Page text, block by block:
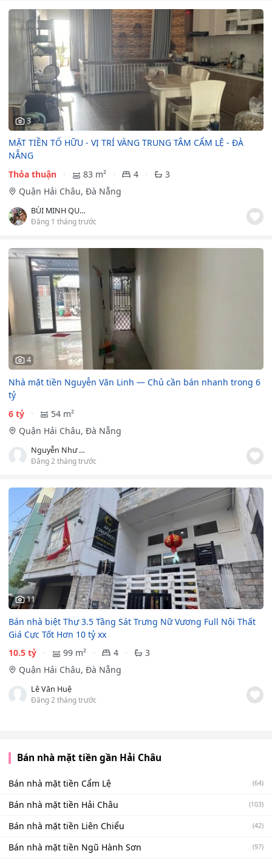
3
MẶT TIỀN TỐ HỮU - VỊ TRÍ VÀNG TRUNG TÂM CẨM LỆ - ĐÀ
NẴNG
Thỏa thuận
83 m² 4
3
Quận Hải Châu, Đà Nẵng
BÙI MINH QUYNH
Đăng 1 tháng trước
4
Nhà mặt tiền Nguyễn Văn Linh — Chủ cần bán nhanh trong 6
tỷ
6 tỷ
54 m²
Quận Hải Châu, Đà Nẵng
Nguyễn Như Thùy Nhung
Đăng 2 tháng trước
11
Bán nhà biệt Thự 3.5 Tầng Sát Trưng Nữ Vương Full Nội Thất
Giá Cực Tốt Hơn 10 tỷ xx
10.5 tỷ
99 m² 4
3
Quận Hải Châu, Đà Nẵng
Lê Văn Huệ
Đăng 2 tháng trước
Bán nhà mặt tiền gần Hải Châu
Bán nhà mặt tiền Cẩm Lệ (64)
Bán nhà mặt tiền Hải Châu (103)
Bán nhà mặt tiền Liên Chiểu (42)
Bán nhà mặt tiền Ngũ Hành Sơn (97)